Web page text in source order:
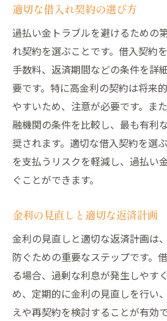
適切な借入れ契約の選び方
過払い金トラブルを避けるための
れ契約を選ぶことです。借入契約
手数料、返済期間などの条件を詳
要です。特に高金利の契約は将来
やすいため、注意が必要です。ま
融機関の条件を比較し、最も有利
奨されます。適切な借入契約を選
を支払うリスクを軽減し、過払い
ぐことができます。
金利の見直しと適切な返済計画
金利の見直しと適切な返済計画は
防ぐための重要なステップです。
る場合、過剰な利息が発生しやす
め、定期的に金利の見直しを行い
えや再契約を検討することが有効